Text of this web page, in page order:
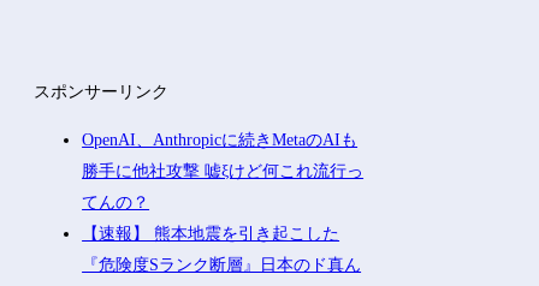
スポンサーリンク
OpenAI、Anthropicに続きMetaのAIも
勝手に他社攻撃 嘘ξけど何これ流行っ
てんの？
【速報】 熊本地震を引き起こした
『危険度Sランク断層』日本のド真ん